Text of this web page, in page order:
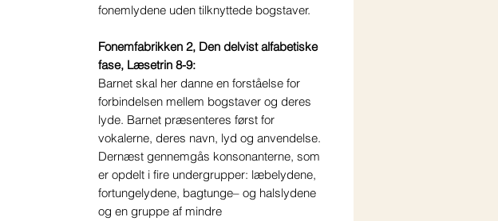
fonemlydene uden tilknyttede bogstaver.
Fonemfabrikken 2, Den delvist alfabetiske
fase, Læsetrin 8-9:
Barnet skal her danne en forståelse for
forbindelsen mellem bogstaver og deres
lyde. Barnet præsenteres først for
vokalerne, deres navn, lyd og anvendelse.
Dernæst gennemgås konsonanterne, som
er opdelt i fire undergrupper: læbelydene,
fortungelydene, bagtunge– og halslydene
og en gruppe af mindre